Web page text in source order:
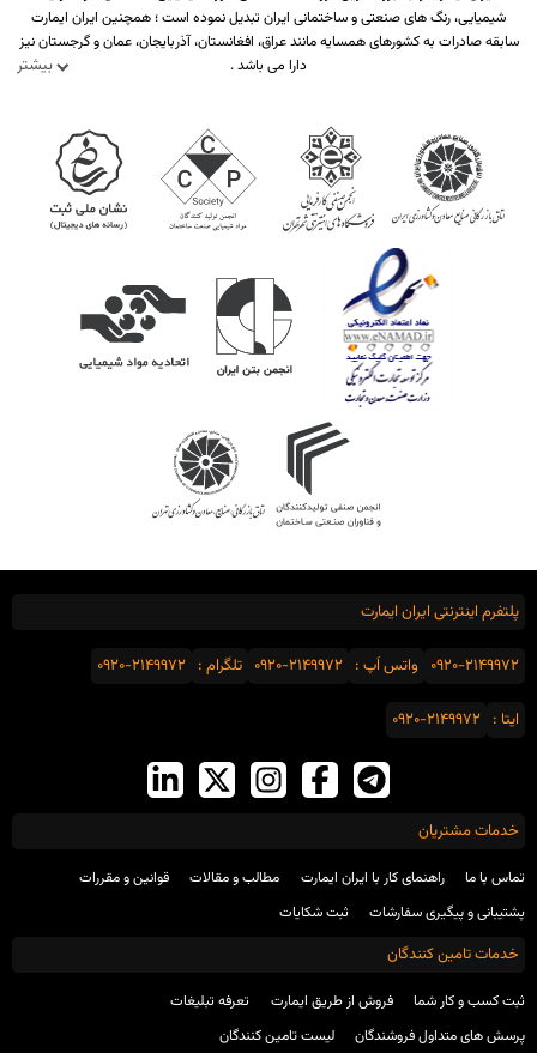
بیشتر
شیمیایی، رنگ های صنعتی و ساختمانی ایران تبدیل نموده است ؛ همچنین ایران ایمارت
سابقه صادرات به کشورهای همسایه مانند عراق، افغانستان، آذربایجان، عمان و گرجستان نیز
دارا می باشد .
پلتفرم اینترنتی ایران ایمارت
0920-2149972 واتس اَپ : 0920-2149972 تلگرام : 0920-2149972
ایتا : 0920-2149972
خدمات مشتریان
تماس با ما راهنمای کار با ایران ایمارت مطالب و مقالات
قوانین و مقررات
پشتیبانی و پیگیری سفارشات
ثبت شکایات
خدمات تامین کنندگان
ثبت کسب و کار شما فروش از طریق ایمارت
تعرفه تبلیغات
پرسش های متداول فروشندگان
لیست تامین کنندگان